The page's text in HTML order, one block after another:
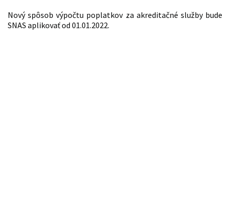
Nový spôsob výpočtu poplatkov za akreditačné služby bude
SNAS aplikovať od 01.01.2022.